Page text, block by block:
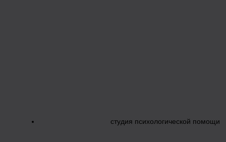
студия психологической помощи